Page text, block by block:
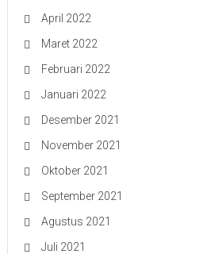
April 2022
Maret 2022
Februari 2022
Januari 2022
Desember 2021
November 2021
Oktober 2021
September 2021
Agustus 2021
Juli 2021